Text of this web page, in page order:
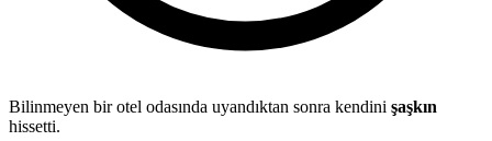
Bilinmeyen bir otel odasında uyandıktan sonra kendini şaşkın
hissetti.